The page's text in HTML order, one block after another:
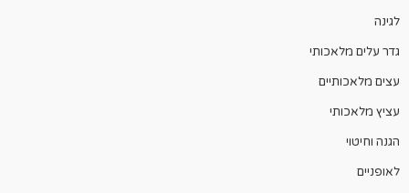
לגינה
גדר עלים מלאכותי
עצים מלאכותיים
עציץ מלאכותי
הגנה וחיטוי
לאופניים